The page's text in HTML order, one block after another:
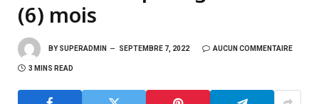
(6) mois
BY SUPERADMIN SEPTEMBRE 7, 2022 AUCUN COMMENTAIRE
3 MINS READ